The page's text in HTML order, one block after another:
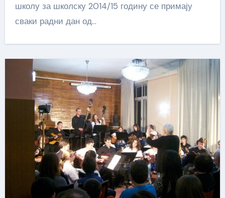
школу за школску 2014/15 годину се примају
сваки радни дан од…